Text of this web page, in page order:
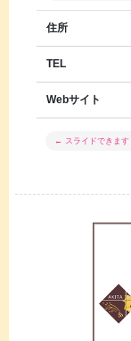
住所
TEL
Webサイト